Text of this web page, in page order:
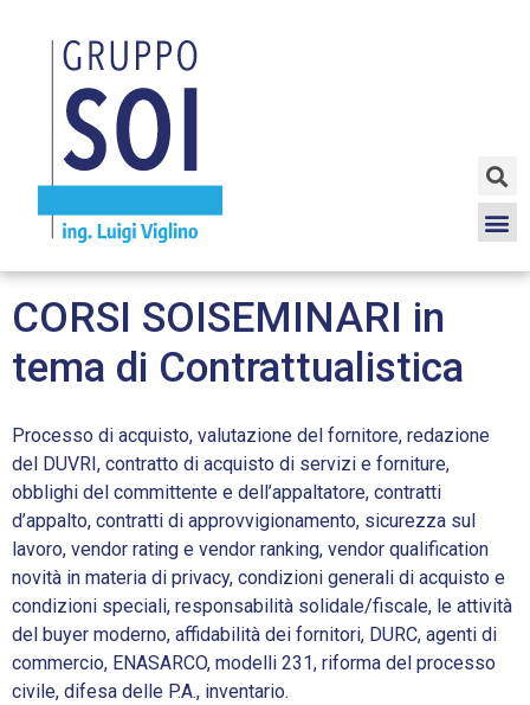
CORSI SOISEMINARI in
tema di Contrattualistica
Processo di acquisto, valutazione del fornitore, redazione
del DUVRI, contratto di acquisto di servizi e forniture,
obblighi del committente e dell’appaltatore, contratti
d’appalto, contratti di approvvigionamento, sicurezza sul
lavoro, vendor rating e vendor ranking, vendor qualification
novità in materia di privacy, condizioni generali di acquisto e
condizioni speciali, responsabilità solidale/fiscale, le attività
del buyer moderno, affidabilità dei fornitori, DURC, agenti di
commercio, ENASARCO, modelli 231, riforma del processo
civile, difesa delle P.A., inventario.